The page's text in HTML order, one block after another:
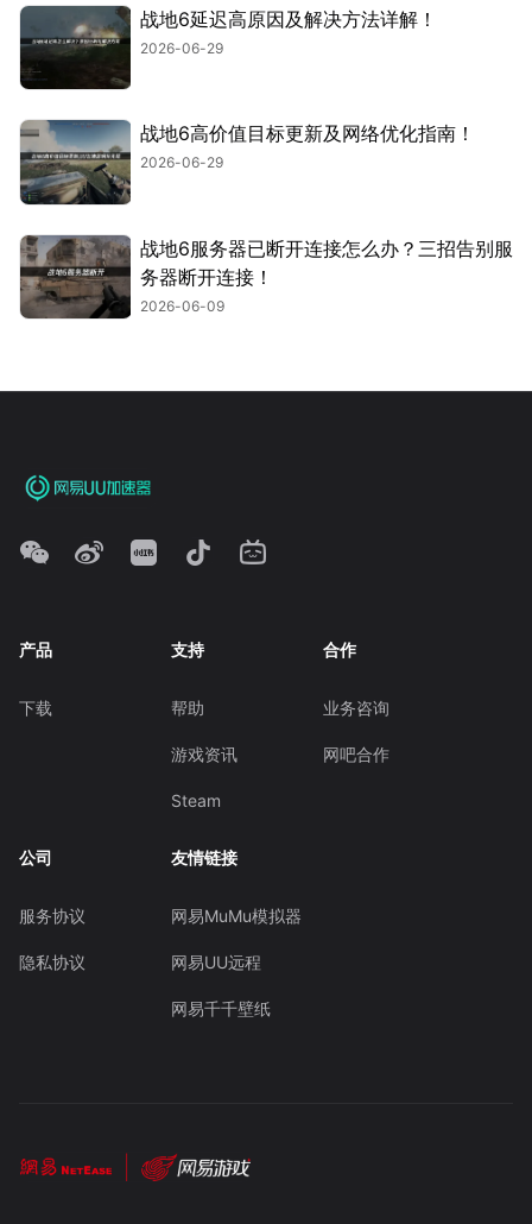
战地6延迟高原因及解决方法详解！
2026-06-29
战地6高价值目标更新及网络优化指南！
2026-06-29
战地6服务器已断开连接怎么办？三招告别服
务器断开连接！
2026-06-09
产品
下载
支持
帮助
游戏资讯
Steam
合作
业务咨询
网吧合作
公司
服务协议
隐私协议
友情链接
网易MuMu模拟器
网易UU远程
网易千千壁纸